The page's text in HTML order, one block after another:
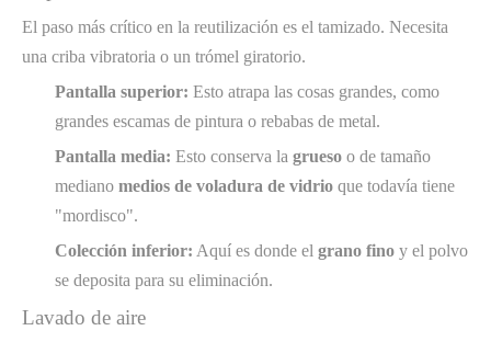
El paso más crítico en la reutilización es el tamizado. Necesita
una criba vibratoria o un trómel giratorio.
Pantalla superior: Esto atrapa las cosas grandes, como
grandes escamas de pintura o rebabas de metal.
Pantalla media: Esto conserva la grueso o de tamaño
mediano medios de voladura de vidrio que todavía tiene
"mordisco".
Colección inferior: Aquí es donde el grano fino y el polvo
se deposita para su eliminación.
Lavado de aire